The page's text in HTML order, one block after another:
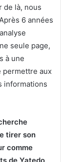
de là, nous
6 années
seule page,
à une
permettre aux
informations
tirer son
comme